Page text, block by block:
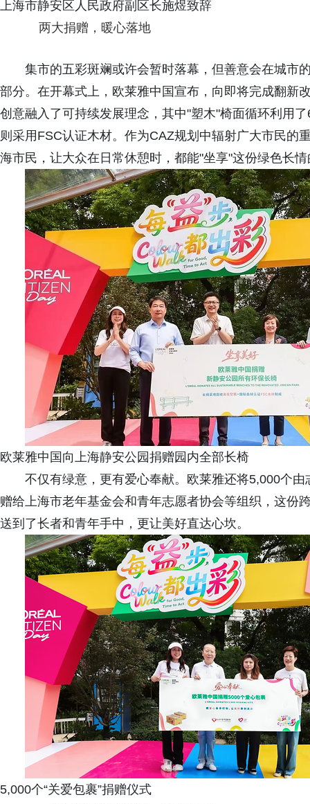
上海市静安区人民政府副区长施煜致辞
两大捐赠，暖心落地
集市的五彩斑斓或许会暂时落幕，但善意会在城市
部分。在开幕式上，欧莱雅中国宣布，向即将完成翻新
创意融入了可持续发展理念，其中"塑木"椅面循环利用
则采用FSC认证木材。作为CAZ规划中辐射广大市民的
海市民，让大众在日常休憩时，都能"坐享"这份绿色长
欧莱雅中国向上海静安公园捐赠园内全部长椅
不仅有绿意，更有爱心奉献。欧莱雅还将5,000个
赠给上海市老年基金会和青年志愿者协会等组织，这份
送到了长者和青年手中，更让美好直达心坎。
5,000个“关爱包裹”捐赠仪式